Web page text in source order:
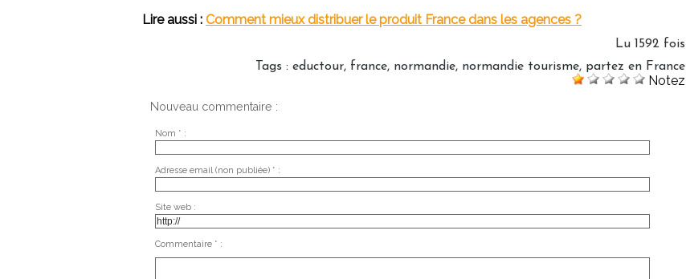
Lire aussi : Comment mieux distribuer le produit France dans les agences ?
Lu 1592 fois
Tags : eductour, france, normandie, normandie tourisme, partez en France
Notez
Nouveau commentaire :
Nom * :
Adresse email (non publiée) * :
Site web :
Commentaire * :